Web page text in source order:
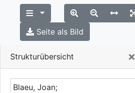
Strukturübersicht ×
Blaeu, Joan;
Seite als Bild